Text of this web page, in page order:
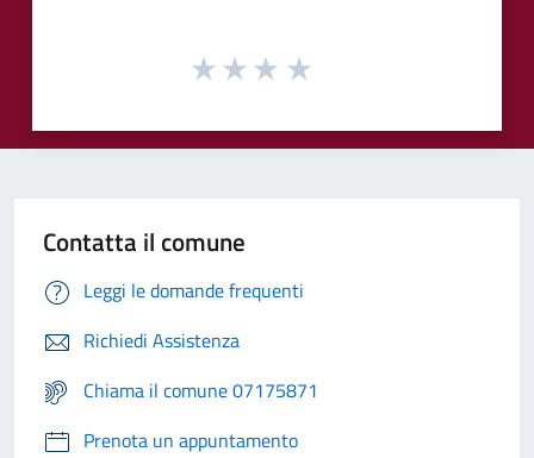
Contatta il comune
Leggi le domande frequenti
Richiedi Assistenza
Chiama il comune 07175871
Prenota un appuntamento